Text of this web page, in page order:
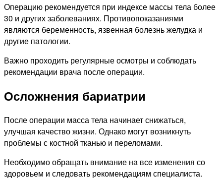
Операцию рекомендуется при индексе массы тела более
30 и других заболеваниях. Противопоказаниями
являются беременность, язвенная болезнь желудка и
другие патологии.
Важно проходить регулярные осмотры и соблюдать
рекомендации врача после операции.
Осложнения бариатрии
После операции масса тела начинает снижаться,
улучшая качество жизни. Однако могут возникнуть
проблемы с костной тканью и переломами.
Необходимо обращать внимание на все изменения со
здоровьем и следовать рекомендациям специалиста.